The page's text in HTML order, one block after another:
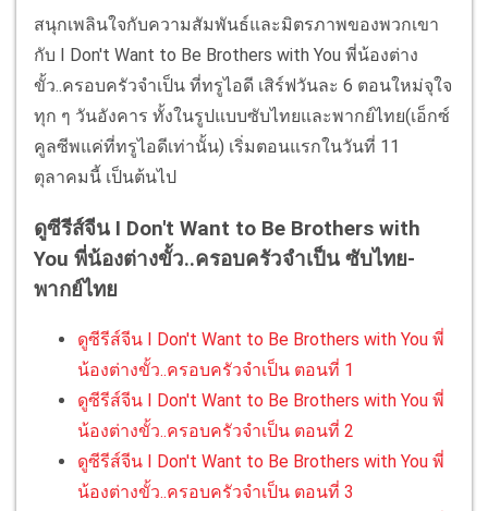
สนุกเพลินใจกับความสัมพันธ์และมิตรภาพของพวกเขา
กับ I Don't Want to Be Brothers with You พี่น้องต่าง
ขั้ว..ครอบครัวจำเป็น ที่ทรูไอดี เสิร์ฟวันละ 6 ตอนใหม่จุใจ
ทุก ๆ วันอังคาร ทั้งในรูปแบบซับไทยและพากย์ไทย(เอ็กซ์
คูลซีพแค่ที่ทรูไอดีเท่านั้น) เริ่มตอนแรกในวันที่ 11
ตุลาคมนี้ เป็นต้นไป
ดูซีรีส์จีน I Don't Want to Be Brothers with
You พี่น้องต่างขั้ว..ครอบครัวจำเป็น ซับไทย-
พากย์ไทย
ดูซีรีส์จีน I Don't Want to Be Brothers with You พี่
น้องต่างขั้ว..ครอบครัวจำเป็น ตอนที่ 1
ดูซีรีส์จีน I Don't Want to Be Brothers with You พี่
น้องต่างขั้ว..ครอบครัวจำเป็น ตอนที่ 2
ดูซีรีส์จีน I Don't Want to Be Brothers with You พี่
น้องต่างขั้ว..ครอบครัวจำเป็น ตอนที่ 3